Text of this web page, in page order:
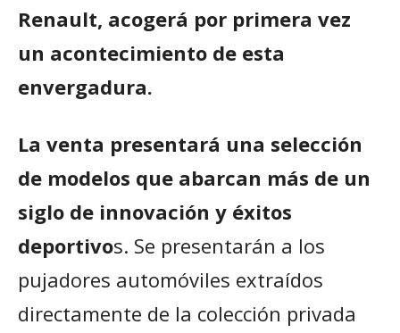
Renault, acogerá por primera vez
un acontecimiento de esta
envergadura.
La venta presentará una selección
de modelos que abarcan más de un
siglo de innovación y éxitos
deportivos. Se presentarán a los
pujadores automóviles extraídos
directamente de la colección privada